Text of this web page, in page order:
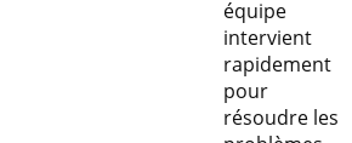
équipe
intervient
rapidement
pour
résoudre les